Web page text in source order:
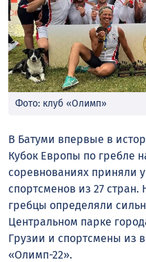
Фото: клуб «Олимп»
В Батуми впервые в
Кубок Европы по гребле
соревнованиях приняли
спортсменов из 27
гребцы определяли
Центральном парке
Грузии и спортсмены из
«Олимп-22».